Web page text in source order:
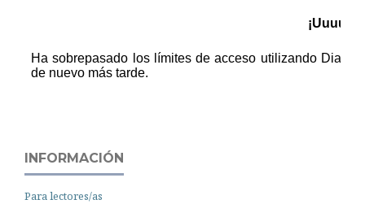
INFORMACIÓN
Para lectores/as